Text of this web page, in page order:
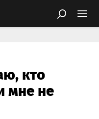
кто
мне не